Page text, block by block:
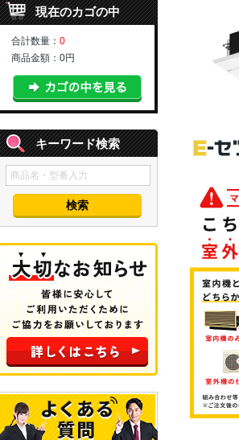
現在のカゴの中
合計数量： 0
商品金額： 0円
キーワード検索